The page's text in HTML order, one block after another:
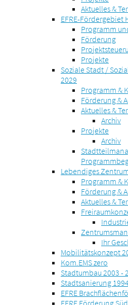
Aktuelles &
EFRE-Fördergebiet
Programm
Förderung
Projekte
Soziale Stadt /
2029
Programm &
Förderung &
Aktuelles &
Archiv
Projekte
Archiv
Lebendiges
Programm &
Förderung &
Aktuelles &
Ihr
Mobilitätskonzept
Kom.EMS zero
Stadtumbau 2003 -
Stadtsanierung
EFRE